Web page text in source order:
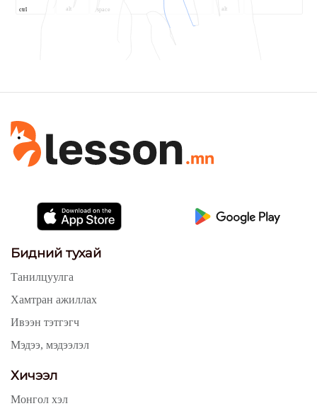
ctrl alt space alt
Бидний тухай
Танилцуулга
Хамтран ажиллах
Ивээн тэтгэгч
Мэдээ, мэдээлэл
Хичээл
Монгол хэл